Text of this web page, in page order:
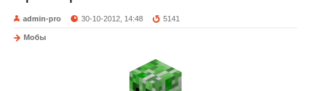
admin-pro 30-10-2012, 14:48 5141
Мобы